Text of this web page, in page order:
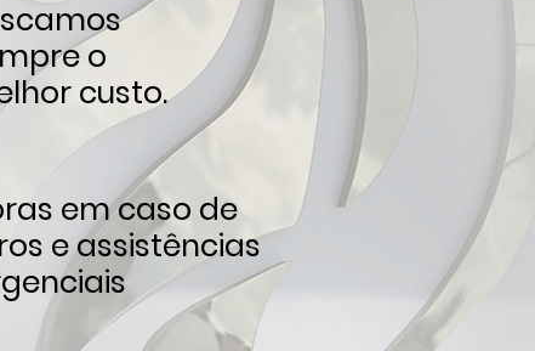
o
custo.
em caso de
e assistências